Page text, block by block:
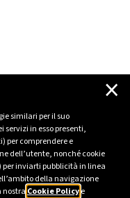
similari per il suo
servizi in esso presenti,
per comprendere e
dell’utente, nonché cookie
per inviarti pubblicità in linea
della navigazione
nostra Cookie Policye
×
recupero dei